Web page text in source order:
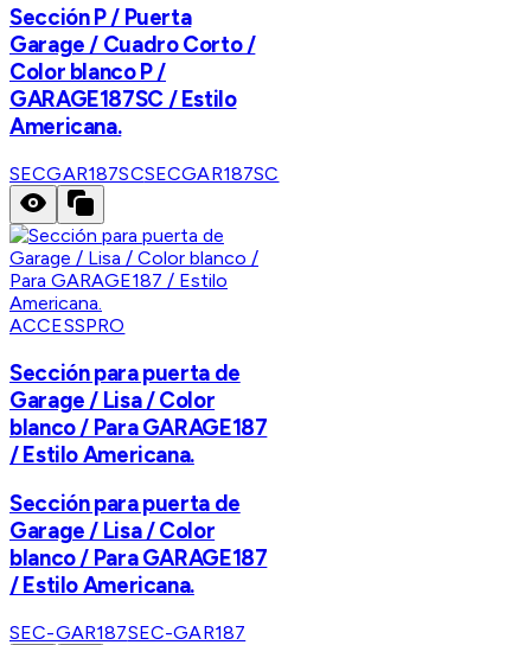
Sección P / Puerta
Garage / Cuadro Corto /
Color blanco P /
GARAGE187SC / Estilo
Americana.
SECGAR187SCSECGAR187SC
ACCESSPRO
Sección para puerta de
Garage / Lisa / Color
blanco / Para GARAGE187
/ Estilo Americana.
Sección para puerta de
Garage / Lisa / Color
blanco / Para GARAGE187
/ Estilo Americana.
SEC-GAR187SEC-GAR187